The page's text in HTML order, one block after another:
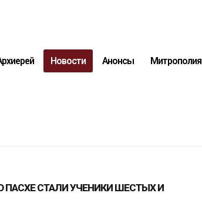
Новости Анонсы Митрополия
ПАСХЕ СТАЛИ УЧЕНИКИ ШЕСТЫХ И